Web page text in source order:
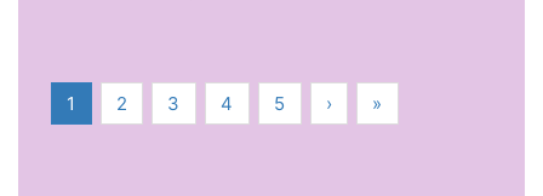
1 2 3 4 5 › »